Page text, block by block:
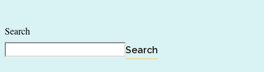
Search
Search